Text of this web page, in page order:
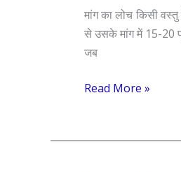
मांग का लोच किसी
से उसके मांग में 15-20
जब
demand
(मांग
का
Read More »